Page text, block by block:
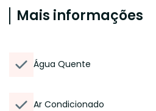
Mais informações
Água Quente
Ar Condicionado